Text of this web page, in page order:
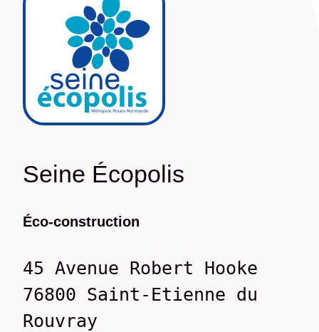
Seine Écopolis
Éco-construction
45 Avenue Robert Hooke
76800 Saint-Etienne du
Rouvray